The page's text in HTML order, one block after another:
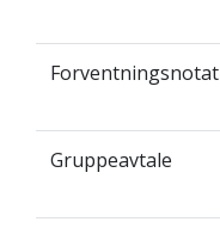
Forventningsnotat
Gruppeavtale